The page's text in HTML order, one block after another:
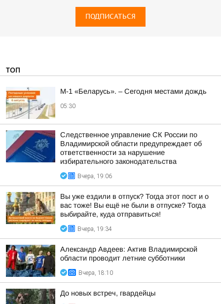
ПОДПИСАТЬСЯ
ТОП
М-1 «Беларусь». – Сегодня местами дождь
05:30
Следственное управление СК России по
Владимирской области предупреждает об
ответственности за нарушение
избирательного законодательства
Вчера, 19:06
Вы уже ездили в отпуск? Тогда этот пост и о
вас тоже! Вы ещё не были в отпуске? Тогда
выбирайте, куда отправиться!
Вчера, 19:34
Александр Авдеев: Актив Владимирской
области проводит летние субботники
Вчера, 18:10
До новых встреч, гвардейцы